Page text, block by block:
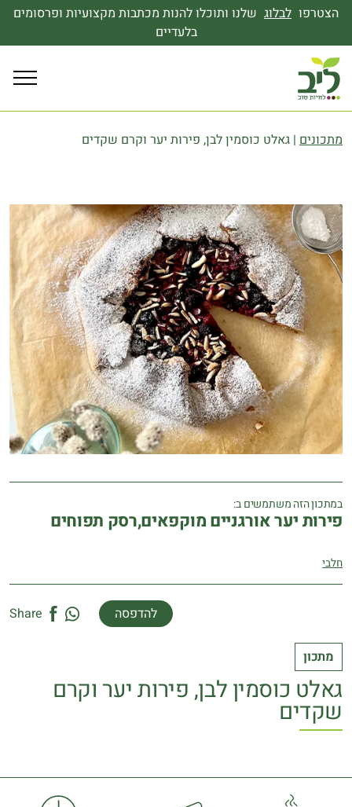
הצטרפו לבלוג שלנו ותוכלו להנות מכתבות מקצועיות ופרסומים
בלעדיים
מתכונים | גאלט כוסמין לבן, פירות יער וקרם שקדים
במתכון הזה משתמשים ב:
פירות יער אורגניים מוקפאים,רסק תפוחים
חלבי
Share להדפסה
מתכון
גאלט כוסמין לבן, פירות יער וקרם
שקדים